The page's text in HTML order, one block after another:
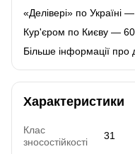
«Делівері» по Україні
Кур'єром по Києву —
Більше інформації про
Характеристики
Клас
зносостійкості
31